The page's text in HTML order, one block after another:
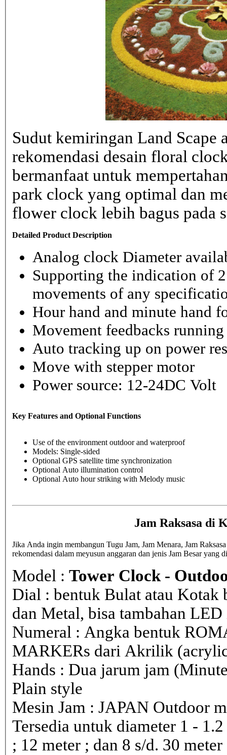
Sudut kemiringan Land Scape
rekomendasi desain floral
bermanfaat untuk
park clock yang optimal dan
flower clock lebih bagus pada
Detailed Product Description
Analog clock Diameter
Supporting the indication of
movements of any
Hour hand and minute hand
Movement feedbacks
Auto tracking up on power
Move with stepper motor
Power source: 12-24DC Volt
Key Features and Optional Functions
Use of the environment outdoor and waterproof
Models: Single-sided
Optional GPS satellite time synchronization
Optional Auto illumination control
Optional Auto hour striking with Melody music
Jam Raksasa di
Jika Anda ingin membangun Tugu Jam, Jam Menara, Jam
rekomendasi dalam meyusun anggaran dan jenis Jam Besar yang
Model : Tower Clock -
Dial : bentuk Bulat atau
dan Metal, bisa tambahan
Numeral : Angka bentuk
MARKERs dari Akrilik
Hands : Dua jarum jam
Plain style
Mesin Jam : JAPAN Outdoor
Tersedia untuk diameter 1 -
; 12 meter ; dan 8 s/d. 30 meter